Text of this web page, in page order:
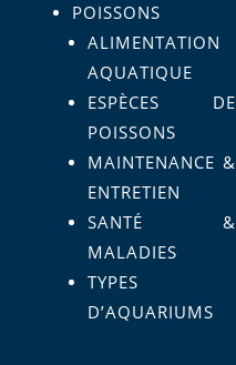
POISSONS
ALIMENTATION
AQUATIQUE
ESPÈCES DE
POISSONS
MAINTENANCE &
ENTRETIEN
SANTÉ &
MALADIES
TYPES
D’AQUARIUMS